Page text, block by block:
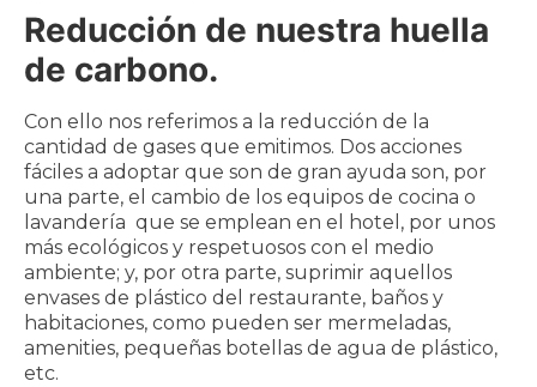
Reducción de nuestra huella
de carbono.
Con ello nos referimos a la reducción de la
cantidad de gases que emitimos. Dos acciones
fáciles a adoptar que son de gran ayuda son, por
una parte, el cambio de los equipos de cocina o
lavandería que se emplean en el hotel, por unos
más ecológicos y respetuosos con el medio
ambiente; y, por otra parte, suprimir aquellos
envases de plástico del restaurante, baños y
habitaciones, como pueden ser mermeladas,
amenities, pequeñas botellas de agua de plástico,
etc.